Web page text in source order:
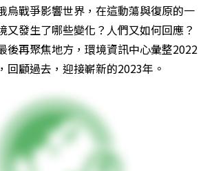
烏戰爭影響世界，在這動蕩與復原的一
又發生了哪些變化？人們又如何回應？
後再聚焦地方，環境資訊中心彙整2022
回顧過去，迎接嶄新的2023年。